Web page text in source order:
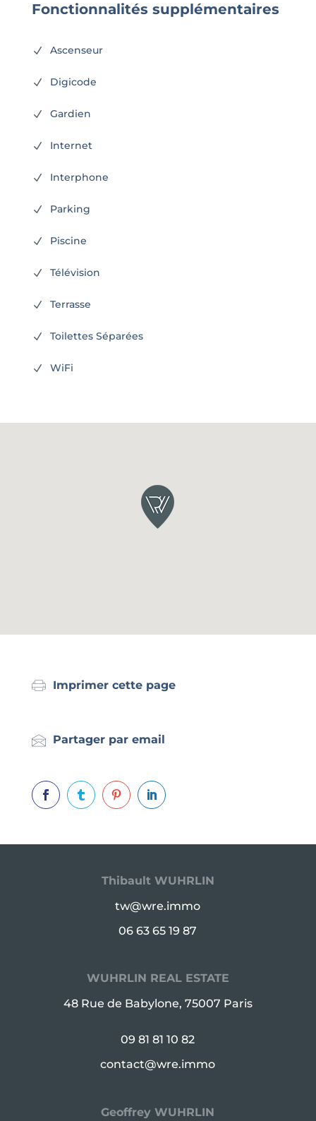
Fonctionnalités supplémentaires
N Ascenseur
N Digicode
N Gardien
N Internet
N Interphone
N Parking
N Piscine
N Télévision
N Terrasse
N Toilettes Séparées
N WiFi
Imprimer cette page
Partager par email
   
Thibault WUHRLIN
tw@wre.immo
06 63 65 19 87
WUHRLIN REAL ESTATE
48 Rue de Babylone, 75007 Paris
09 81 81 10 82
contact@wre.immo
Geoffrey WUHRLIN